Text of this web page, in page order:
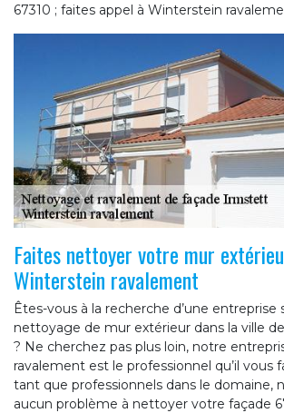
67310 ; faites appel à Winterstein
Faites nettoyer votre mur
Winterstein ravalement
Êtes-vous à la recherche d’une entreprise
nettoyage de mur extérieur dans la ville
? Ne cherchez pas plus loin, notre
ravalement est le professionnel qu’il vous
tant que professionnels dans le domaine,
aucun problème à nettoyer votre façade